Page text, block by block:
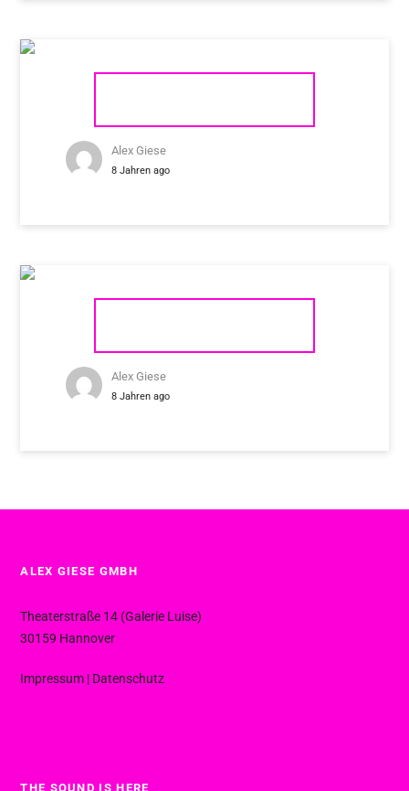
Alex Giese
8 Jahren ago
Alex Giese
8 Jahren ago
ALEX GIESE GMBH
Theaterstraße 14 (Galerie Luise)
30159 Hannover
Impressum | Datenschutz
THE SOUND IS HERE